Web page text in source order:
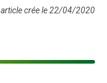
article crée le 22/04/2020